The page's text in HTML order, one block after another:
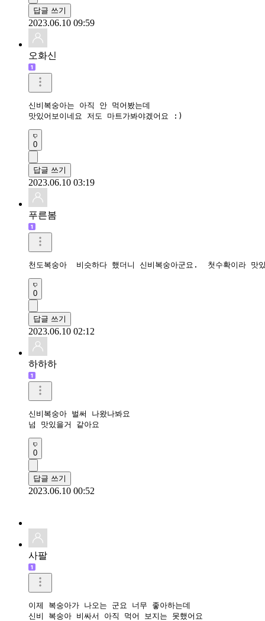
답글 쓰기
2023.06.10 09:59
오화신
신비복숭아는 아직 안 먹어봤는데
맛있어보이네요 저도 마트가봐야겠어요 :)
0
답글 쓰기
2023.06.10 03:19
푸른봄
천도복숭아  비슷하다 했더니 신비복숭아군요.  첫수확이라 맛
0
답글 쓰기
2023.06.10 02:12
하하하
신비복숭아 벌써 나왔나봐요
넘 맛있을거 같아요
0
답글 쓰기
2023.06.10 00:52
사팔
이제 복숭아가 나오는 군요 너무 좋아하는데
신비 복숭아 비싸서 아직 먹어 보지는 못했어요